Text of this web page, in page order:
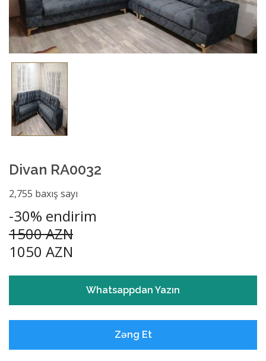
Divan RA0032
2,755 baxış sayı
-30% endirim
1500 AZN
1050 AZN
Whatsappdan Yazın
Zəng Et